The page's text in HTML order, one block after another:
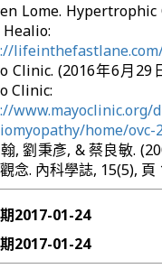
Lome.
Healio:
Clinic. (2016年6月29
Clinic:
www.mayoclinic.org/
home/ovc-
, 劉秉彥, & 蔡良敏.
念. 內科學誌, 15(5), 頁
2017-01-24
2017-01-24